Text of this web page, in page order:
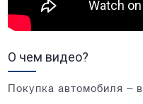
О чем видео?
Покупка автомобиля